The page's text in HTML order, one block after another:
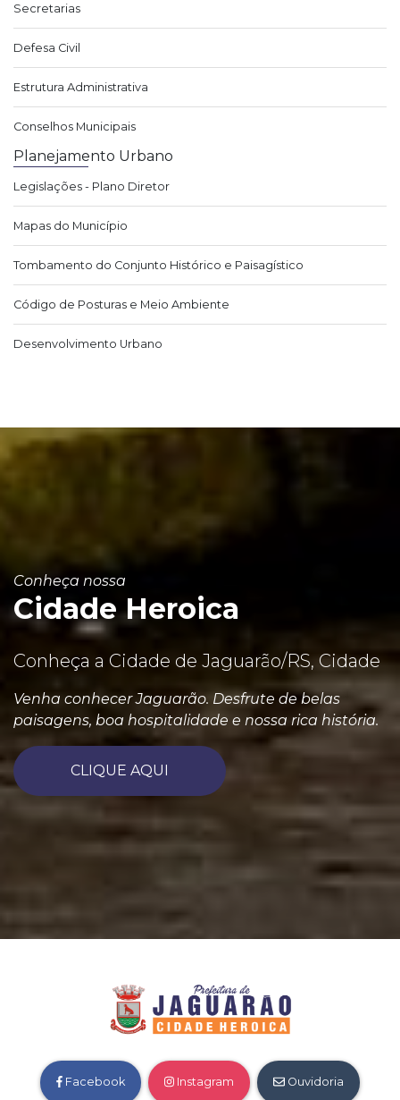
Secretarias
Defesa Civil
Estrutura Administrativa
Conselhos Municipais
Planejamento Urbano
Legislações - Plano Diretor
Mapas do Município
Tombamento do Conjunto Histórico e Paisagístico
Código de Posturas e Meio Ambiente
Desenvolvimento Urbano
Conheça nossa
Cidade Heroica
Conheça a Cidade de Jaguarão/RS, Cidade
Venha conhecer Jaguarão. Desfrute de belas
paisagens, boa hospitalidade e nossa rica história.
CLIQUE AQUI
Facebook Instagram Ouvidoria